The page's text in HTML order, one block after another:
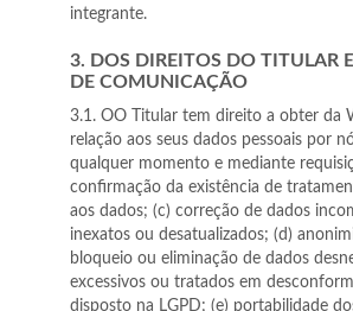
integrante.
3. DOS DIREITOS DO TITULAR
DE COMUNICAÇÃO
3.1. OO Titular tem direito a obter da
relação aos seus dados pessoais por
qualquer momento e mediante
confirmação da existência de
aos dados; (c) correção de dados
inexatos ou desatualizados; (d)
bloqueio ou eliminação de dados
excessivos ou tratados em
disposto na LGPD; (e) portabilidade